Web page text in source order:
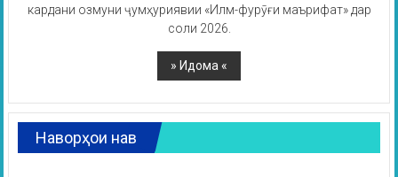
кардани озмуни ҷумҳуриявии «Илм-фурӯғи маърифат» дар
соли 2026.
Наворҳои нав